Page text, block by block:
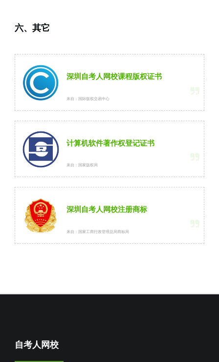
六、其它
深圳自考人网校课程版权证书
来自：国际版权交易中心
计算机软件著作权登记证书
来自：国家版权局
深圳自考人网校注册商标
来自：国家工商行政管理总局商标局
自考人网校